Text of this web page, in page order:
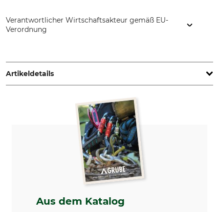
Verantwortlicher Wirtschaftsakteur gemäß EU-
Verordnung
www.grube.de
Artikeldetails
Produkttyp
Sägenköcher
Aus dem Katalog